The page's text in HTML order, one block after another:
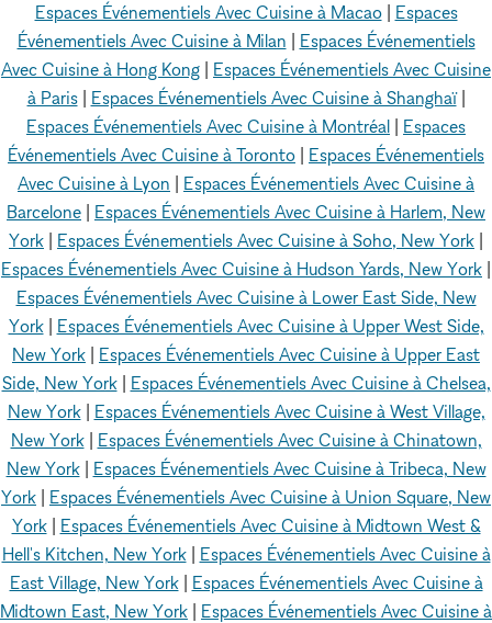
Espaces Événementiels Avec Cuisine à Macao| Espaces
Événementiels Avec Cuisine à Milan
Espaces Événementiels
Avec Cuisine à Hong Kong
Espaces Événementiels Avec Cuisine
à Paris| Espaces Événementiels Avec Cuisine à Shanghaï|
Espaces Événementiels Avec Cuisine à Montréal
Espaces
Événementiels Avec Cuisine à Toronto
Espaces Événementiels
Avec Cuisine à Lyon
Espaces Événementiels Avec Cuisine à
Barcelone
Espaces Événementiels Avec Cuisine à Harlem, New
York
Espaces Événementiels Avec Cuisine à Soho, New York
Espaces Événementiels Avec Cuisine à Hudson Yards, New York
Espaces Événementiels Avec Cuisine à Lower East Side, New
York| Espaces Événementiels Avec Cuisine à Upper West Side,
New York
Espaces Événementiels Avec Cuisine à Upper East
Side, New York| Espaces Événementiels Avec Cuisine à Chelsea,
New York| Espaces Événementiels Avec Cuisine à West Village,
New York| Espaces Événementiels Avec Cuisine à Chinatown,
New York| Espaces Événementiels Avec Cuisine à Tribeca, New
York
Espaces Événementiels Avec Cuisine à Union Square, New
York| Espaces Événementiels Avec Cuisine à Midtown West &
Hell's Kitchen, New York| Espaces Événementiels Avec Cuisine à
East Village, New York| Espaces Événementiels Avec Cuisine à
Midtown East, New York
Espaces Événementiels Avec Cuisine à